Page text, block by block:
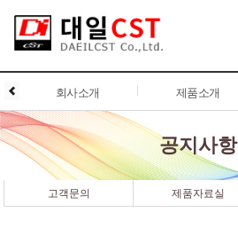
회사소개 제품소개
공지사항
고객문의 제품자료실